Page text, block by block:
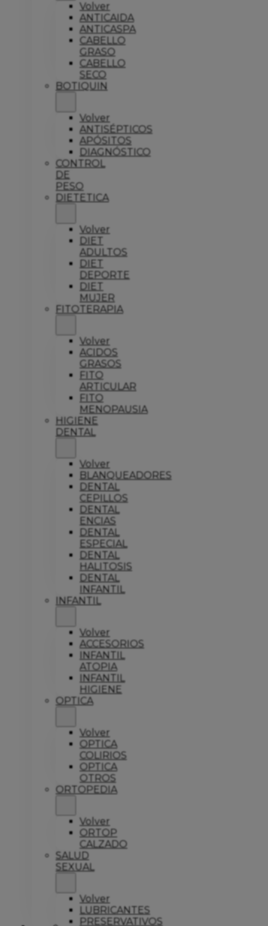
Volver
ANTICAIDA
ANTICASPA
CABELLO
GRASO
CABELLO
SECO
BOTIQUIN
Volver
ANTISÉPTICOS
APÓSITOS
DIAGNÓSTICO
CONTROL
DE
PESO
DIETETICA
Volver
DIET
ADULTOS
DIET
DEPORTE
DIET
MUJER
FITOTERAPIA
Volver
ACIDOS
GRASOS
FITO
ARTICULAR
FITO
MENOPAUSIA
HIGIENE
DENTAL
Volver
BLANQUEADORES
DENTAL
CEPILLOS
DENTAL
ENCIAS
DENTAL
ESPECIAL
DENTAL
HALITOSIS
DENTAL
INFANTIL
INFANTIL
Volver
ACCESORIOS
INFANTIL
ATOPIA
INFANTIL
HIGIENE
OPTICA
Volver
OPTICA
COLIRIOS
OPTICA
OTROS
ORTOPEDIA
Volver
ORTOP
CALZADO
SALUD
SEXUAL
Volver
LUBRICANTES
PRESERVATIVOS